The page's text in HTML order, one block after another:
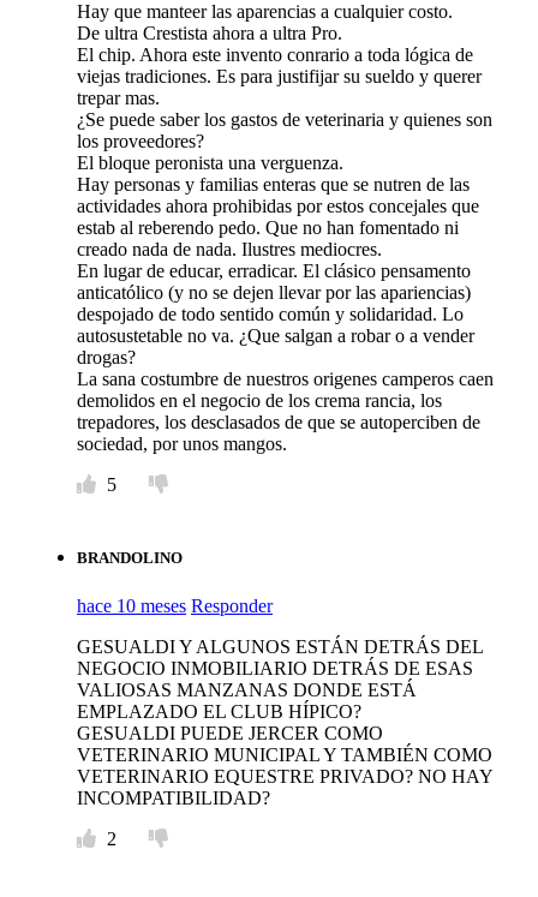
Hay que manteer las aparencias a cualquier costo.
De ultra Crestista ahora a ultra Pro.
El chip. Ahora este invento conrario a toda lógica de
viejas tradiciones. Es para justifijar su sueldo y querer
trepar mas.
¿Se puede saber los gastos de veterinaria y quienes son
los proveedores?
El bloque peronista una verguenza.
Hay personas y familias enteras que se nutren de las
actividades ahora prohibidas por estos concejales que
estab al reberendo pedo. Que no han fomentado ni
creado nada de nada. Ilustres mediocres.
En lugar de educar, erradicar. El clásico pensamento
anticatólico (y no se dejen llevar por las apariencias)
despojado de todo sentido común y solidaridad. Lo
autosustetable no va. ¿Que salgan a robar o a vender
drogas?
La sana costumbre de nuestros origenes camperos caen
demolidos en el negocio de los crema rancia, los
trepadores, los desclasados de que se autoperciben de
sociedad, por unos mangos.
5
BRANDOLINO
hace 10 meses Responder
GESUALDI Y ALGUNOS ESTÁN DETRÁS DEL
NEGOCIO INMOBILIARIO DETRÁS DE ESAS
VALIOSAS MANZANAS DONDE ESTÁ
EMPLAZADO EL CLUB HÍPICO?
GESUALDI PUEDE JERCER COMO
VETERINARIO MUNICIPAL Y TAMBIÉN COMO
VETERINARIO EQUESTRE PRIVADO? NO HAY
INCOMPATIBILIDAD?
2